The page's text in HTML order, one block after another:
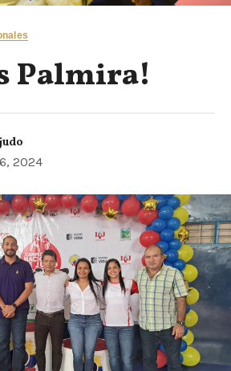
Palmira!
2024